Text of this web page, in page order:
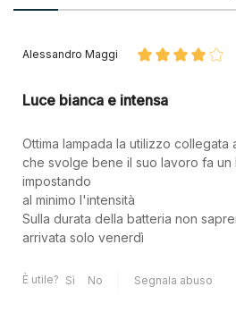
Alessandro Maggi
Luce bianca e intensa
Ottima lampada la utilizzo collegata
che svolge bene il suo lavoro fa
impostando
al minimo l'intensità
Sulla durata della batteria non
arrivata solo venerdì
È utile? Sì No Segnala abuso
Annulla